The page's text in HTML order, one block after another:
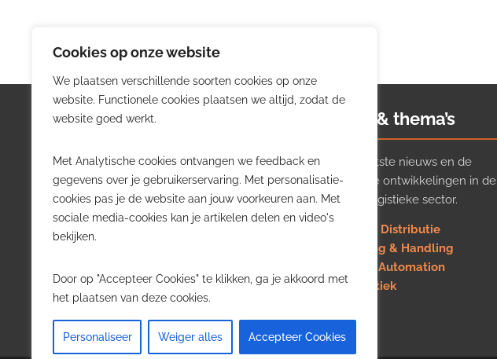
Cookies op onze website
We plaatsen verschillende soorten cookies op onze
website. Functionele cookies plaatsen we altijd, zodat de
website goed werkt.
Met Analytische cookies ontvangen we feedback en
gegevens over je gebruikerservaring. Met personalisatie-
cookies pas je de website aan jouw voorkeuren aan. Met
sociale media-cookies kan je artikelen delen en video's
bekijken.
Door op "Accepteer Cookies" te klikken, ga je akkoord met
het plaatsen van deze cookies.
Personaliseer Weiger alles Accepteer Cookies
Logistiek.be
Logistiek.be brengt dagelijks nieuws,
trends en praktijkverhalen over
transport, warehousing, supply chain
en automatisering in België.
willen volgen.
Nieuws & thema’s
Volg het laatste nieuws en de
belangrijkste ontwikkelingen in de
Belgische logistieke sector.
Transport & Distributie
Warehousing & Handling
Software & Automation
Job in logistiek